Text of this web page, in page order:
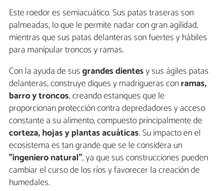
Este roedor es semiacuático. Sus patas traseras son
palmeadas, lo que le permite nadar con gran agilidad,
mientras que sus patas delanteras son fuertes y hábiles
para manipular troncos y ramas.
Con la ayuda de susgrandes dientesy sus ágiles patas
delanteras, construye diques y madrigueras conramas,
barro y troncos, creando estanques que le
proporcionan protección contra depredadores y acceso
constante a su alimento, compuesto principalmente de
corteza, hojas y plantas acuáticas. Su impacto en el
ecosistema es tan grande que se le considera un
"ingeniero natural", ya que sus construcciones pueden
cambiar el curso de los ríos y favorecer la creación de
humedales.